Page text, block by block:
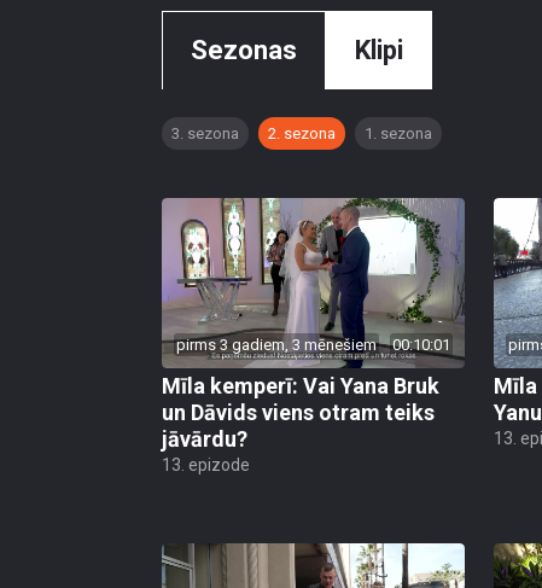
Sezonas Klipi
3. sezona 2. sezona 1. sezona
pirms 3 gadiem, 3 mēnešiem 00:10:01
Mīla kemperī: Vai Yana Bruk
un Dāvids viens otram teiks
jāvārdu?
13. epizode
Mīla
13.